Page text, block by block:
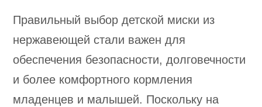
Правильный выбор детской миски из
нержавеющей стали важен для
обеспечения безопасности, долговечности
и более комфортного кормления
младенцев и малышей. Поскольку на